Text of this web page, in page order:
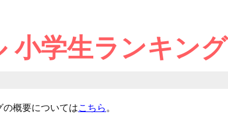
小学生ランキング
の概要についてはこちら 。